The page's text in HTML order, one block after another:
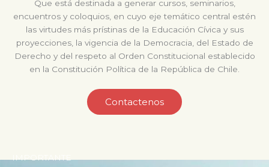
Que está destinada a generar cursos, seminarios,
encuentros y coloquios, en cuyo eje temático central estén
las virtudes más prístinas de la Educación Cívica y sus
proyecciones, la vigencia de la Democracia, del Estado de
Derecho y del respeto al Orden Constitucional establecido
en la Constitución Política de la República de Chile.
Contactenos